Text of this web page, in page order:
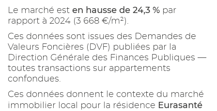
Le marché est en hausse de 24,3 % par
rapport à 2024 (3 668 €/m²).
Ces données sont issues des Demandes de
Valeurs Foncières (DVF) publiées par la
Direction Générale des Finances Publiques —
toutes transactions sur appartements
confondues.
Ces données donnent le contexte du marché
immobilier local pour la résidence Eurasanté